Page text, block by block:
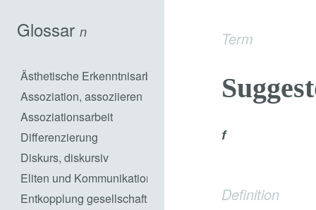
Glossar n
Ästhetische Erkenntnisarbeit
Assoziation, assoziieren
Assoziationsarbeit
Differenzierung
Diskurs, diskursiv
Eliten und Kommunikation
Entkopplung gesellschaftlicher Subsysteme
Term
f
Definition